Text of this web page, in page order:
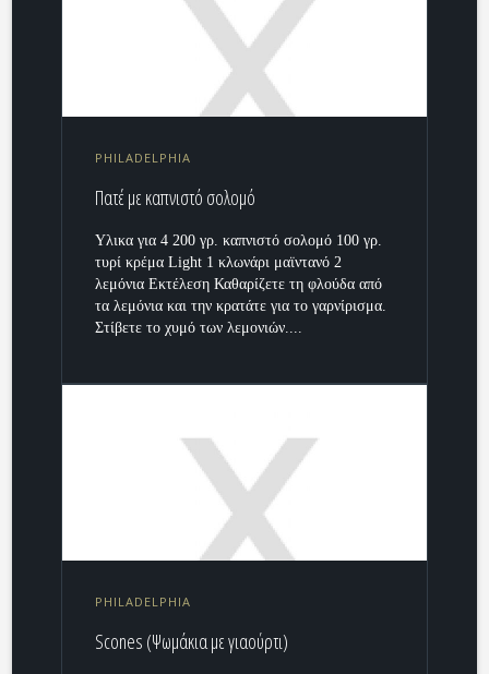
PHILADELPHIA
Πατέ με καπνιστό σολομό
Υλικα για 4 200 γρ. καπνιστό σολομό 100 γρ.
τυρί κρέμα Light 1 κλωνάρι μαϊντανό 2
λεμόνια Εκτέλεση Καθαρίζετε τη φλούδα από
τα λεμόνια και την κρατάτε για το γαρνίρισμα.
Στίβετε το χυμό των λεμονιών....
PHILADELPHIA
Scones (Ψωμάκια με γιαούρτι)